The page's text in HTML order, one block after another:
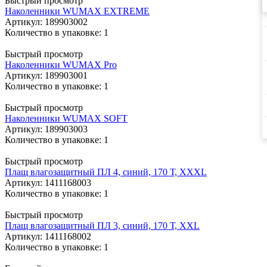
Наколенники WUMAX EXTREME
Артикул: 189903002
Количество в упаковке: 1
Быстрый просмотр
Наколенники WUMAX Pro
Артикул: 189903001
Количество в упаковке: 1
Быстрый просмотр
Наколенники WUMAX SOFT
Артикул: 189903003
Количество в упаковке: 1
Быстрый просмотр
Плащ влагозащитный ПЛ 4, синий, 170 Т, XXXL
Артикул: 1411168003
Количество в упаковке: 1
Быстрый просмотр
Плащ влагозащитный ПЛ 3, синий, 170 Т, XXL
Артикул: 1411168002
Количество в упаковке: 1